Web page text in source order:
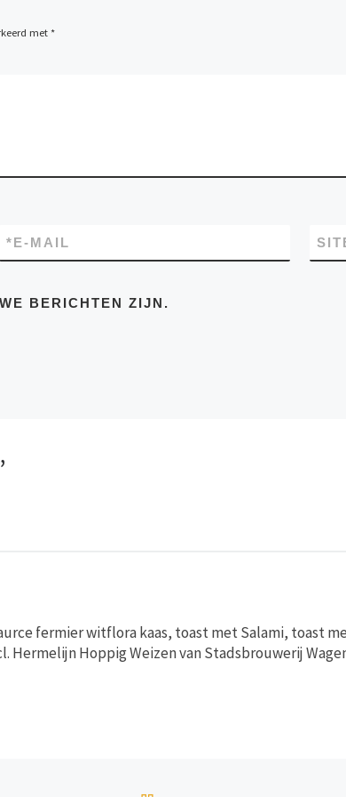
met *
E-MAIL
*
BERICHTEN ZIJN.
fermier witflora kaas, toast met Salami, toast
Hermelijn Hoppig Weizen van Stadsbrouwerij